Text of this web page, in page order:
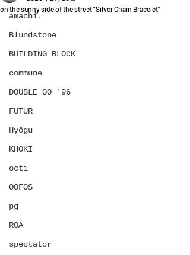
amachi.
Blundstone
BUILDING BLOCK
commune
DOUBLE OO '96
FUTUR
Hyōgu
KHOKI
octi
OOFOS
pg
ROA
spectator
on the sunny side of the street "Silver Chain Bracelet"